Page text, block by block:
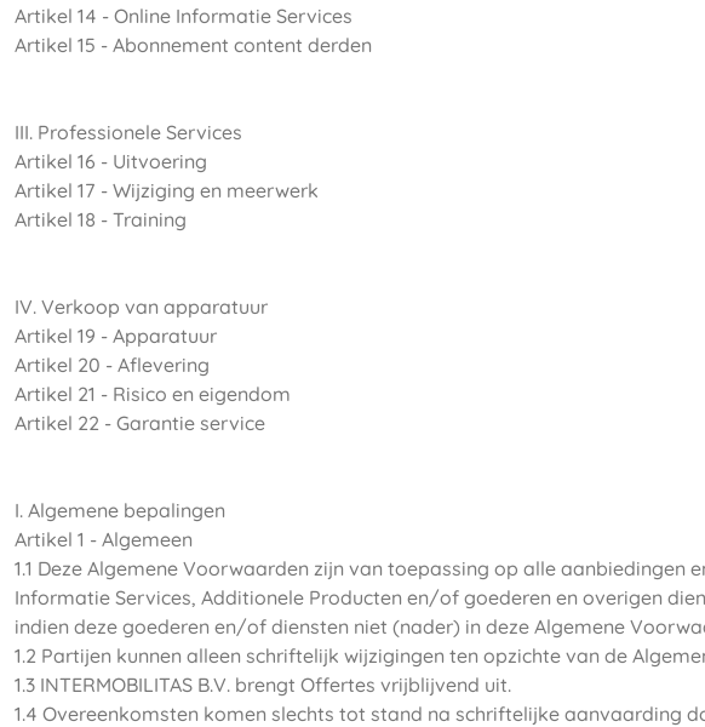
Artikel 14 - Online Informatie Services
Artikel 15 - Abonnement content derden
III. Professionele Services
Artikel 16 - Uitvoering
Artikel 17 - Wijziging en meerwerk
Artikel 18 - Training
IV. Verkoop van apparatuur
Artikel 19 - Apparatuur
Artikel 20 - Aflevering
Artikel 21 - Risico en eigendom
Artikel 22 - Garantie service
I. Algemene bepalingen
Artikel 1 - Algemeen
1.1 Deze Algemene Voorwaarden zijn van toepassing op alle aanbiedingen
Informatie Services, Additionele Producten en/of goederen en overigen
indien deze goederen en/of diensten niet (nader) in deze Algemene
1.2 Partijen kunnen alleen schriftelijk wijzigingen ten opzichte van de
1.3 INTERMOBILITAS B.V. brengt Offertes vrijblijvend uit.
1.4 Overeenkomsten komen slechts tot stand na schriftelijke aanvaarding